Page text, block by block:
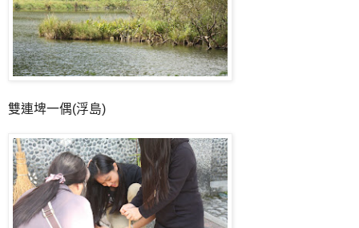
雙連埤一偶(浮島)